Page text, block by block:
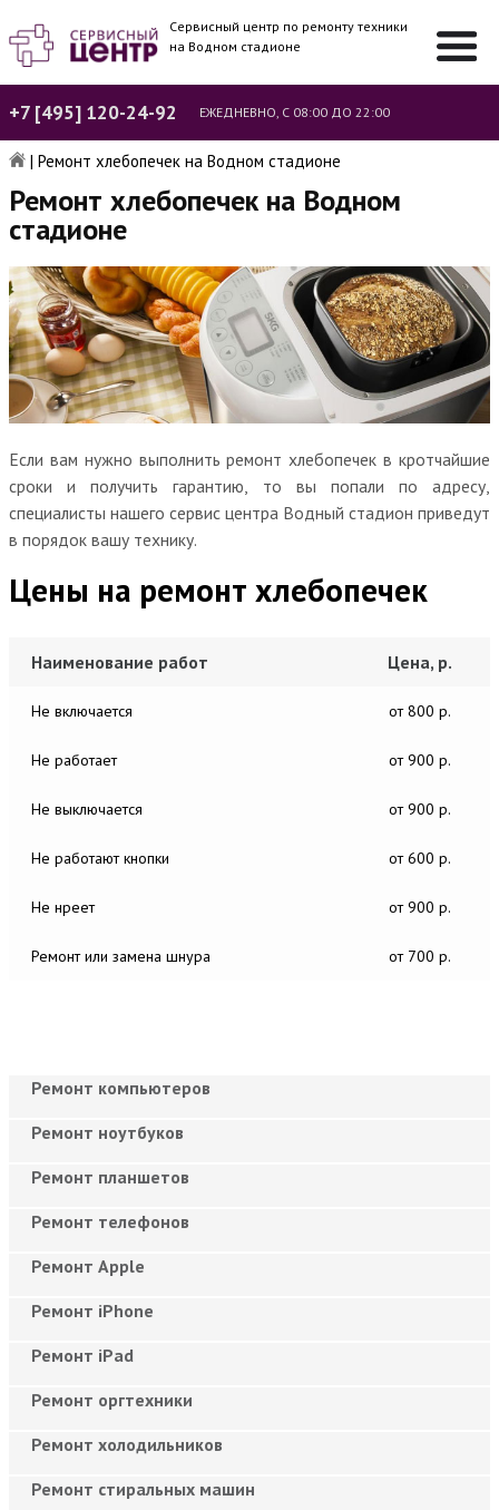
Сервисный центр по ремонту техники
на Водном стадионе
+7 [495] 120-24-92 ЕЖЕДНЕВНО, С 08:00 ДО 22:00
| Ремонт хлебопечек на Водном стадионе
Ремонт хлебопечек на Водном
стадионе
Если вам нужно выполнить ремонт хлебопечек в кротчайшие
сроки и получить гарантию, то вы попали по адресу,
специалисты нашего сервис центра Водный стадион приведут
в порядок вашу технику.
Цены на ремонт хлебопечек
Наименование работ Цена, р.
Не включается от 800 р.
Не работает от 900 р.
Не выключается от 900 р.
Не работают кнопки от 600 р.
Не нреет от 900 р.
Ремонт или замена шнура от 700 р.
Ремонт компьютеров
Ремонт ноутбуков
Ремонт планшетов
Ремонт телефонов
Ремонт Apple
Ремонт iPhone
Ремонт iPad
Ремонт оргтехники
Ремонт холодильников
Ремонт стиральных машин